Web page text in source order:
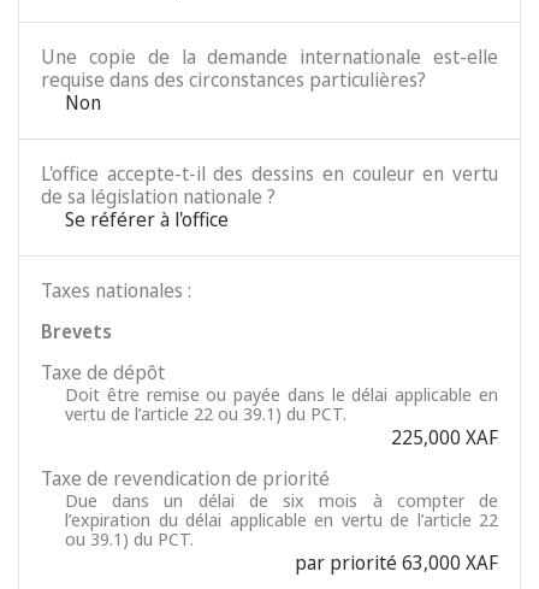
Une copie de la demande internationale est-elle
requise dans des circonstances particulières?
Non
L'office accepte-t-il des dessins en couleur en vertu
de sa législation nationale ?
Se référer à l'office
Taxes nationales :
Brevets
Taxe de dépôt
Doit être remise ou payée dans le délai applicable en
vertu de l’article 22 ou 39.1) du PCT.
225,000 XAF
Taxe de revendication de priorité
Due dans un délai de six mois à compter de
l’expiration du délai applicable en vertu de l’article 22
ou 39.1) du PCT.
par priorité 63,000 XAF